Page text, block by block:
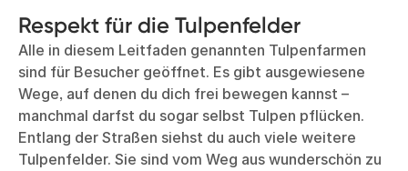
Respekt für die Tulpenfelder
Alle in diesem Leitfaden genannten Tulpenfarmen
sind für Besucher geöffnet. Es gibt ausgewiesene
Wege, auf denen du dich frei bewegen kannst –
manchmal darfst du sogar selbst Tulpen pflücken.
Entlang der Straßen siehst du auch viele weitere
Tulpenfelder. Sie sind vom Weg aus wunderschön zu